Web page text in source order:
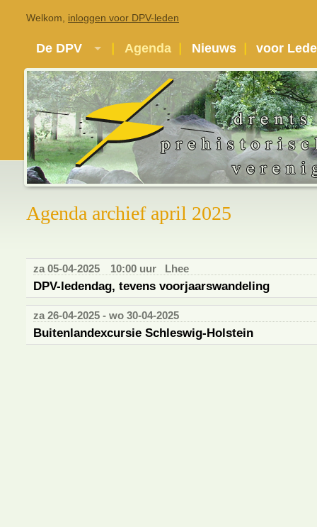
Agenda archief april 2025
za 05-04-2025 10:00 uur Lhee
DPV-ledendag, tevens voorjaarswandeling
za 26-04-2025 - wo 30-04-2025
Buitenlandexcursie Schleswig-Holstein
Welkom, inloggen voor DPV-leden
De DPV Agenda Nieuws voor